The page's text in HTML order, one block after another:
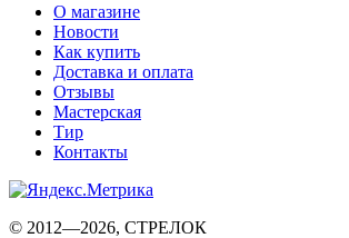
О магазине
Новости
Как купить
Доставка и оплата
Отзывы
Мастерская
Тир
Контакты
© 2012—2026, СТРЕЛОК